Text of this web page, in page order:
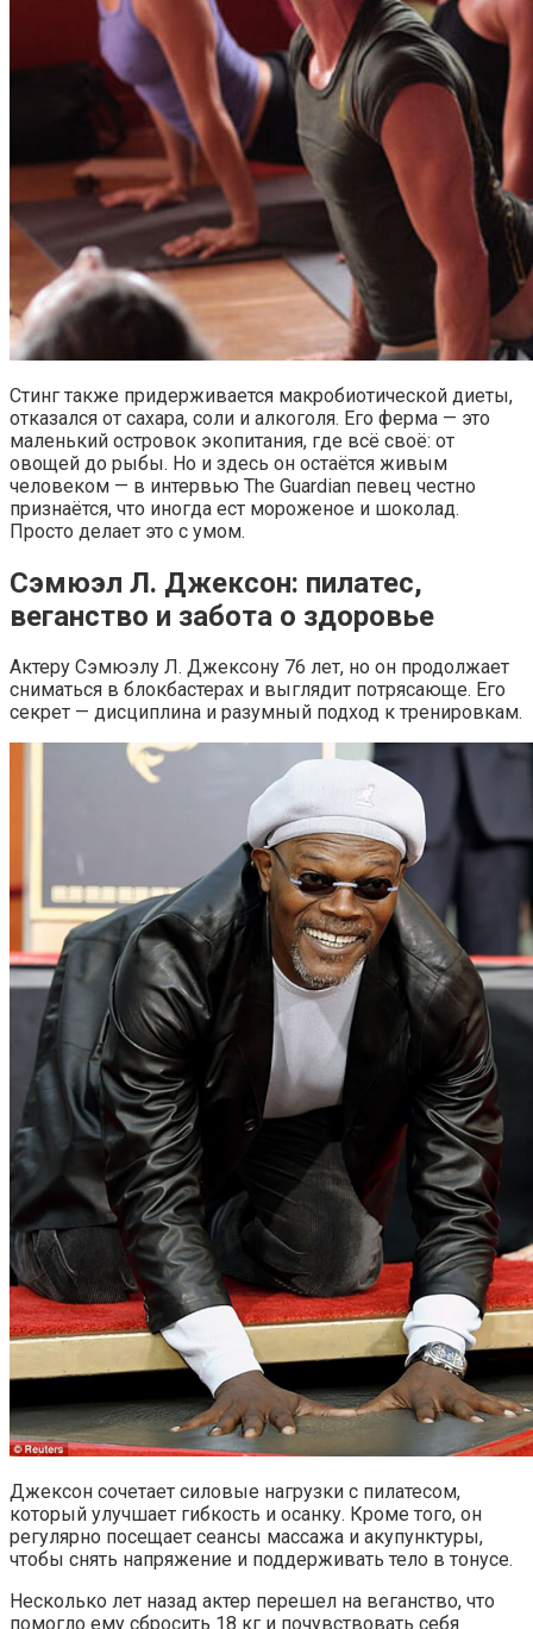
Стинг также придерживается макробиотической диеты,
отказался от сахара, соли и алкоголя. Его ферма — это
маленький островок экопитания, где всё своё: от
овощей до рыбы. Но и здесь он остаётся живым
человеком — в интервью The Guardian певец честно
признаётся, что иногда ест мороженое и шоколад.
Просто делает это с умом.
Сэмюэл Л. Джексон: пилатес,
веганство и забота о здоровье
Актеру Сэмюэлу Л. Джексону 76 лет, но он продолжает
сниматься в блокбастерах и выглядит потрясающе. Его
секрет — дисциплина и разумный подход к тренировкам.
Джексон сочетает силовые нагрузки с пилатесом,
который улучшает гибкость и осанку. Кроме того, он
регулярно посещает сеансы массажа и акупунктуры,
чтобы снять напряжение и поддерживать тело в тонусе.
Несколько лет назад актер перешел на веганство, что
помогло ему сбросить 18 кг и почувствовать себя